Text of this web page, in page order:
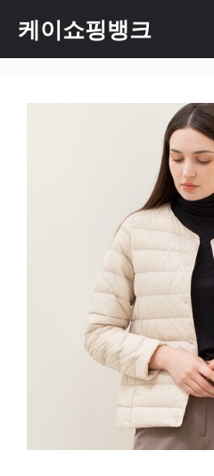
content
케이쇼핑뱅크